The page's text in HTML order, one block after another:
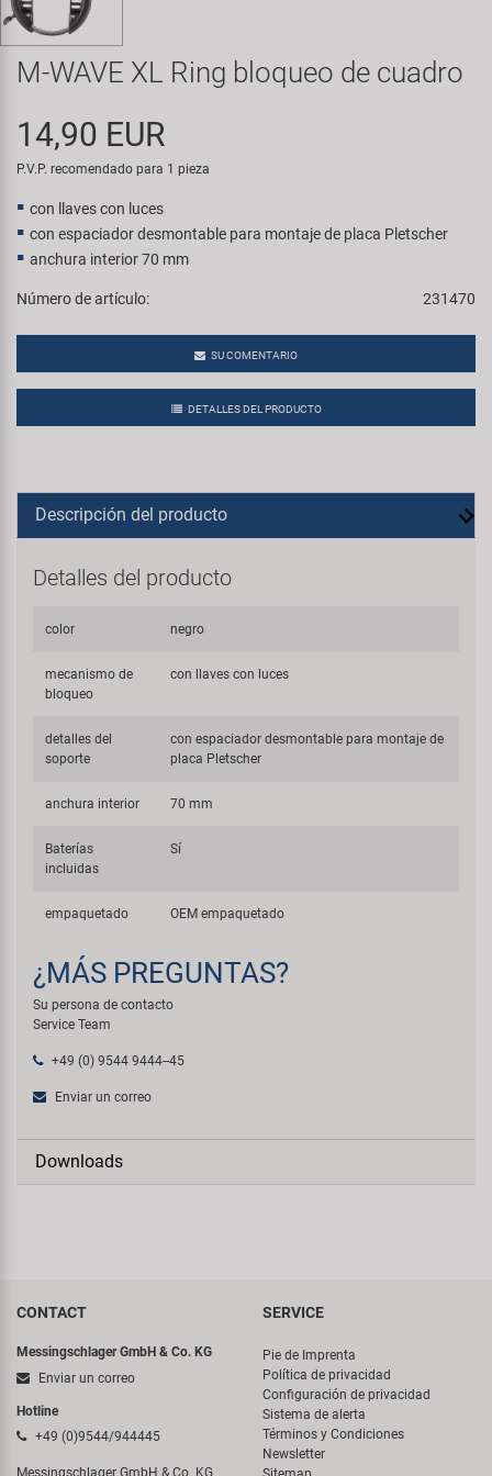
Transporte y Aparcamiento
Super B
Trail-Gator
Velo
M-WAVE XL Ring bloqueo de cuadro
14,90 EUR
P.V.P. recomendado para 1 pieza
con llaves con luces
con espaciador desmontable para montaje de placa Pletscher
anchura interior 70 mm
Número de artículo: 231470
SU COMENTARIO
DETALLES DEL PRODUCTO
Descripción del producto
Detalles del producto
color negro
mecanismo de
bloqueo
con llaves con luces
detalles del
soporte
con espaciador desmontable para montaje de
placa Pletscher
anchura interior 70 mm
Baterías
incluidas
Sí
empaquetado OEM empaquetado
¿MÁS PREGUNTAS?
Su persona de contacto
Service Team
+49 (0) 9544 9444--45
Enviar un correo
Downloads
CONTACT
Messingschlager GmbH & Co. KG
Enviar un correo
Hotline
+49 (0)9544/944445
SERVICE
Pie de Imprenta
Política de privacidad
Configuración de privacidad
Sistema de alerta
Términos y Condiciones
Newsletter